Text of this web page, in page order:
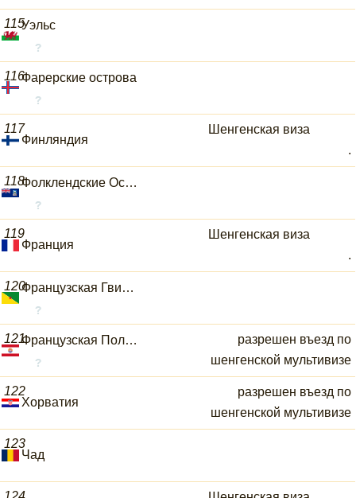
115Уэльс
116Фарерские острова
117
Финляндия
Шенгенская виза
.
118 Фолклендские Острова
119
Франция
Шенгенская виза
.
120 Французская Гвиана
121 Французская Полинезия
разрешен въезд по
шенгенской мультивизе
122
Хорватия
разрешен въезд по
шенгенской мультивизе
123
Чад